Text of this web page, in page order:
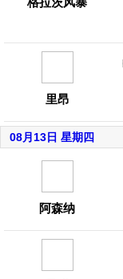
里昂
08月13日 星期四
阿森纳